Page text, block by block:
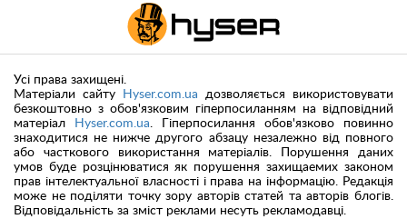
Усі права захищені.
Матеріали сайту
Hyser.com.ua дозволяється використовувати
безкоштовно з обов'язковим гіперпосиланням на відповідний
матеріал
Hyser.com.ua. Гіперпосилання обов'язково повинно
знаходитися не нижче другого абзацу незалежно від повного
або часткового використання матеріалів. Порушення даних
умов буде розцінюватися як порушення захищаемих законом
прав інтелектуальної власності і права на інформацію. Редакція
може не поділяти точку зору авторів статей та авторів блогів.
Відповідальність за зміст реклами несуть рекламодавці.